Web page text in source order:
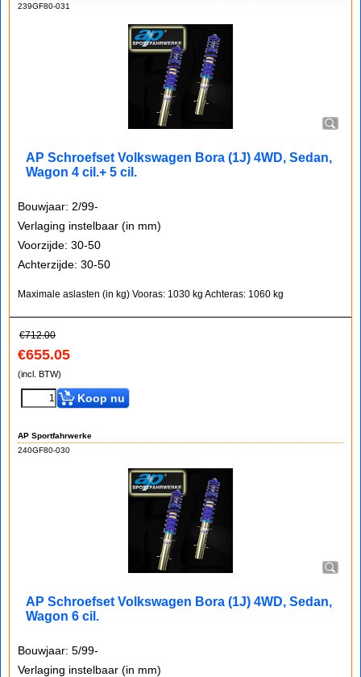
239GF80-031
AP Schroefset Volkswagen Bora (1J) 4WD, Sedan,
Wagon 4 cil.+ 5 cil.
Bouwjaar: 2/99-
Verlaging instelbaar (in mm)
Voorzijde: 30-50
Achterzijde: 30-50
Maximale aslasten (in kg) Vooras: 1030 kg Achteras: 1060 kg
€712.00
€655.05
(incl. BTW)
Koop nu
AP Sportfahrwerke
240GF80-030
AP Schroefset Volkswagen Bora (1J) 4WD, Sedan,
Wagon 6 cil.
Bouwjaar: 5/99-
Verlaging instelbaar (in mm)